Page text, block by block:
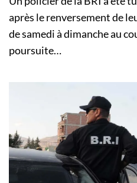
après le renversement de
de samedi à dimanche au
poursuite…